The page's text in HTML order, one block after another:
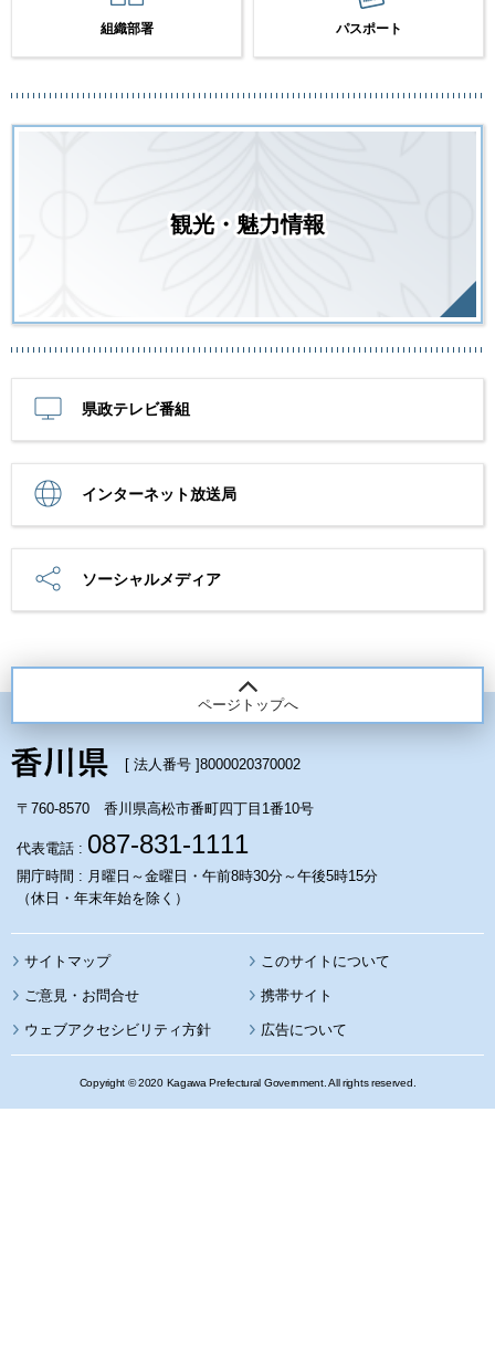
組織部署 パスポート
観光・魅力情報
県政テレビ番組
インターネット放送局
ソーシャルメディア
ページトップへ
[ 法人番号 ]8000020370002
〒760-8570 香川県高松市番町四丁目1番10号
代表電話 : 087-831-1111
開庁時間 : 月曜日～金曜日・午前8時30分～午後5時15分
（休日・年末年始を除く）
サイトマップ このサイトについて
携帯サイト
ウェブアクセシビリティ方針 広告について
Copyright © 2020 Kagawa Prefectural Government. All rights reserved.